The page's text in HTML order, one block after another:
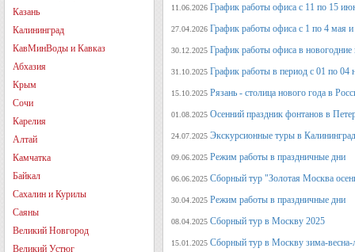
Казань
Калининград
КавМинВоды и Кавказ
Абхазия
Крым
Сочи
Карелия
Алтай
Камчатка
Байкал
Сахалин и Курилы
Саяны
Великий Новгород
Великий Устюг
11.06.2026 График работы офиса с 11 по 15
27.04.2026 График работы офиса с 1 по 4 мая
30.12.2025 График работы офиса в новогодние
31.10.2025 График работы в период с 01 по 04
15.10.2025 Рязань - столица нового года в
01.08.2025 Осенний праздник фонтанов в
24.07.2025 Экскурсионные туры в
09.06.2025 Режим работы в праздничные дни
06.06.2025 Сборный тур "Золотая Москва
30.04.2025 Режим работы в праздничные дни
08.04.2025 Сборный тур в Москву 2025
15.01.2025 Сборный тур в Москву зима-весна-